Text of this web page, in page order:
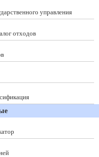
управления
отходов